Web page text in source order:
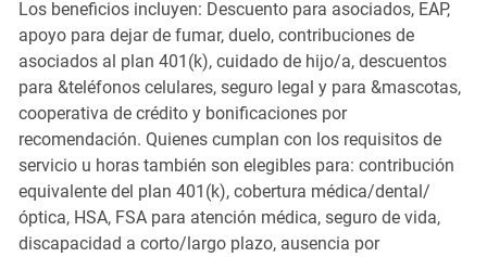
Los beneficios incluyen: Descuento para asociados, EAP,
apoyo para dejar de fumar, duelo, contribuciones de
asociados al plan 401(k), cuidado de hijo/a, descuentos
para &teléfonos celulares, seguro legal y para &mascotas,
cooperativa de crédito y bonificaciones por
recomendación. Quienes cumplan con los requisitos de
servicio u horas también son elegibles para: contribución
equivalente del plan 401(k), cobertura médica/dental/
óptica, HSA, FSA para atención médica, seguro de vida,
discapacidad a corto/largo plazo, ausencia por